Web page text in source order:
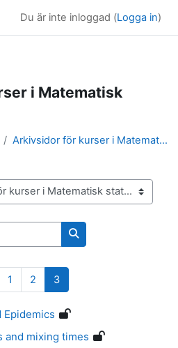
Du är inte inloggad (Logga in)
i Matematisk
Arkivsidor för kurser i Matematisk statistik
Sök kurser
sida
1 Sida 1
2 Sida 2
3Sida 3
and mixing times